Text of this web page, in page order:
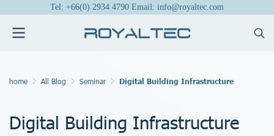
Tel: +66(0) 2934 4790 Email: info@royaltec.com
home All Blog Seminar Digital Building Infrastructure
Digital Building Infrastructure